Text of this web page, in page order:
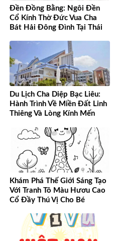
Đền Đồng Bằng: Ngôi Đền
Cổ Kính Thờ Đức Vua Cha
Bát Hải Đông Đình Tại Thái
Du Lịch Cha Diệp Bạc Liêu:
Hành Trình Về Miền Đất Linh
Thiêng Và Lòng Kính Mến
Khám Phá Thế Giới Sáng Tạo
Với Tranh Tô Màu Hươu Cao
Cổ Đầy Thú Vị Cho Bé